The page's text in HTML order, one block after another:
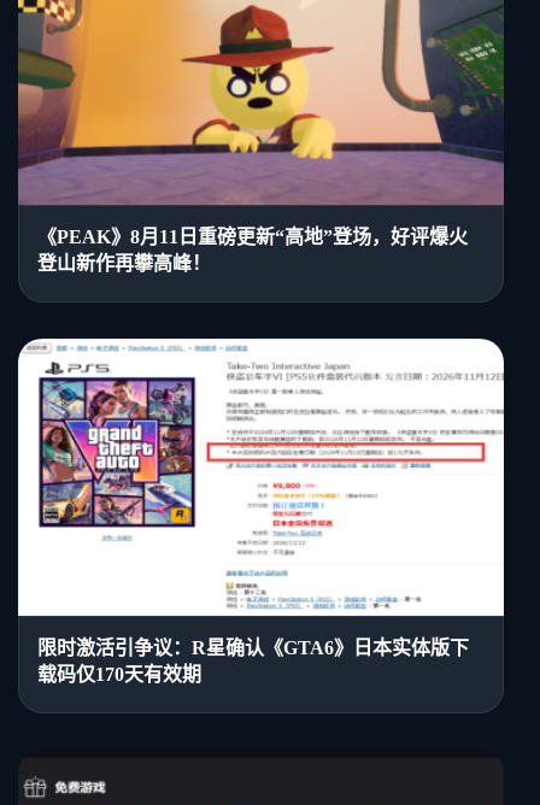
《PEAK》8月11日重磅更新“高地”登场，好评爆火
登山新作再攀高峰！
限时激活引争议：R星确认《GTA6》日本实体版下
载码仅170天有效期